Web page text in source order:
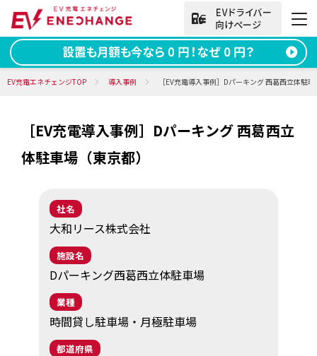
法人向けお問い合わせ
資料ダウンロード 無料お問い合わせ
電話をかける
法人向け
サービス
導入事例
EV・充電の基礎知識
EV充電エネチェンジTOP 導入事例 ［EV充電導入事例］Dパーキング 西葛西立体駐
［EV充電導入事例］Dパーキング 西葛西立
体駐車場（東京都）
社名
大和リース株式会社
施設名
Dパーキング西葛西立体駐車場
業種
時間貸し駐車場・月極駐車場
都道府県